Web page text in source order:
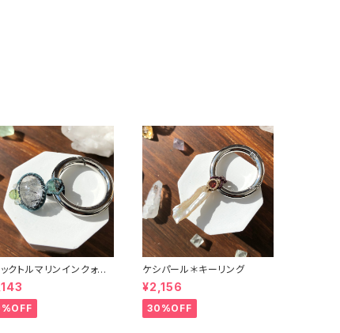
クトルマリンインクォー
ーリング
ケシパール＊キーリング
¥2,156
30%OFF